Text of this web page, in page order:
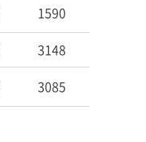
1590
3148
3085